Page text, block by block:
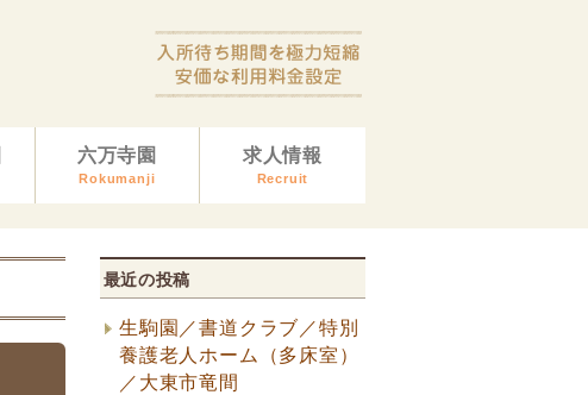
六万寺園
Rokumanji
求人情報
Recruit
最近の投稿
生駒園／書道クラブ／特別
養護老人ホーム（多床室）
／大東市竜間